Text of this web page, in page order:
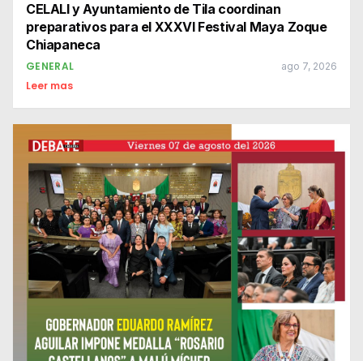
CELALI y Ayuntamiento de Tila coordinan
preparativos para el XXXVI Festival Maya Zoque
Chiapaneca
GENERAL ago 7, 2026
Leer mas